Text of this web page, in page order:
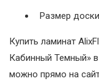
Размер
Купить ламинат
Кабинный Темный» в
можно прямо на